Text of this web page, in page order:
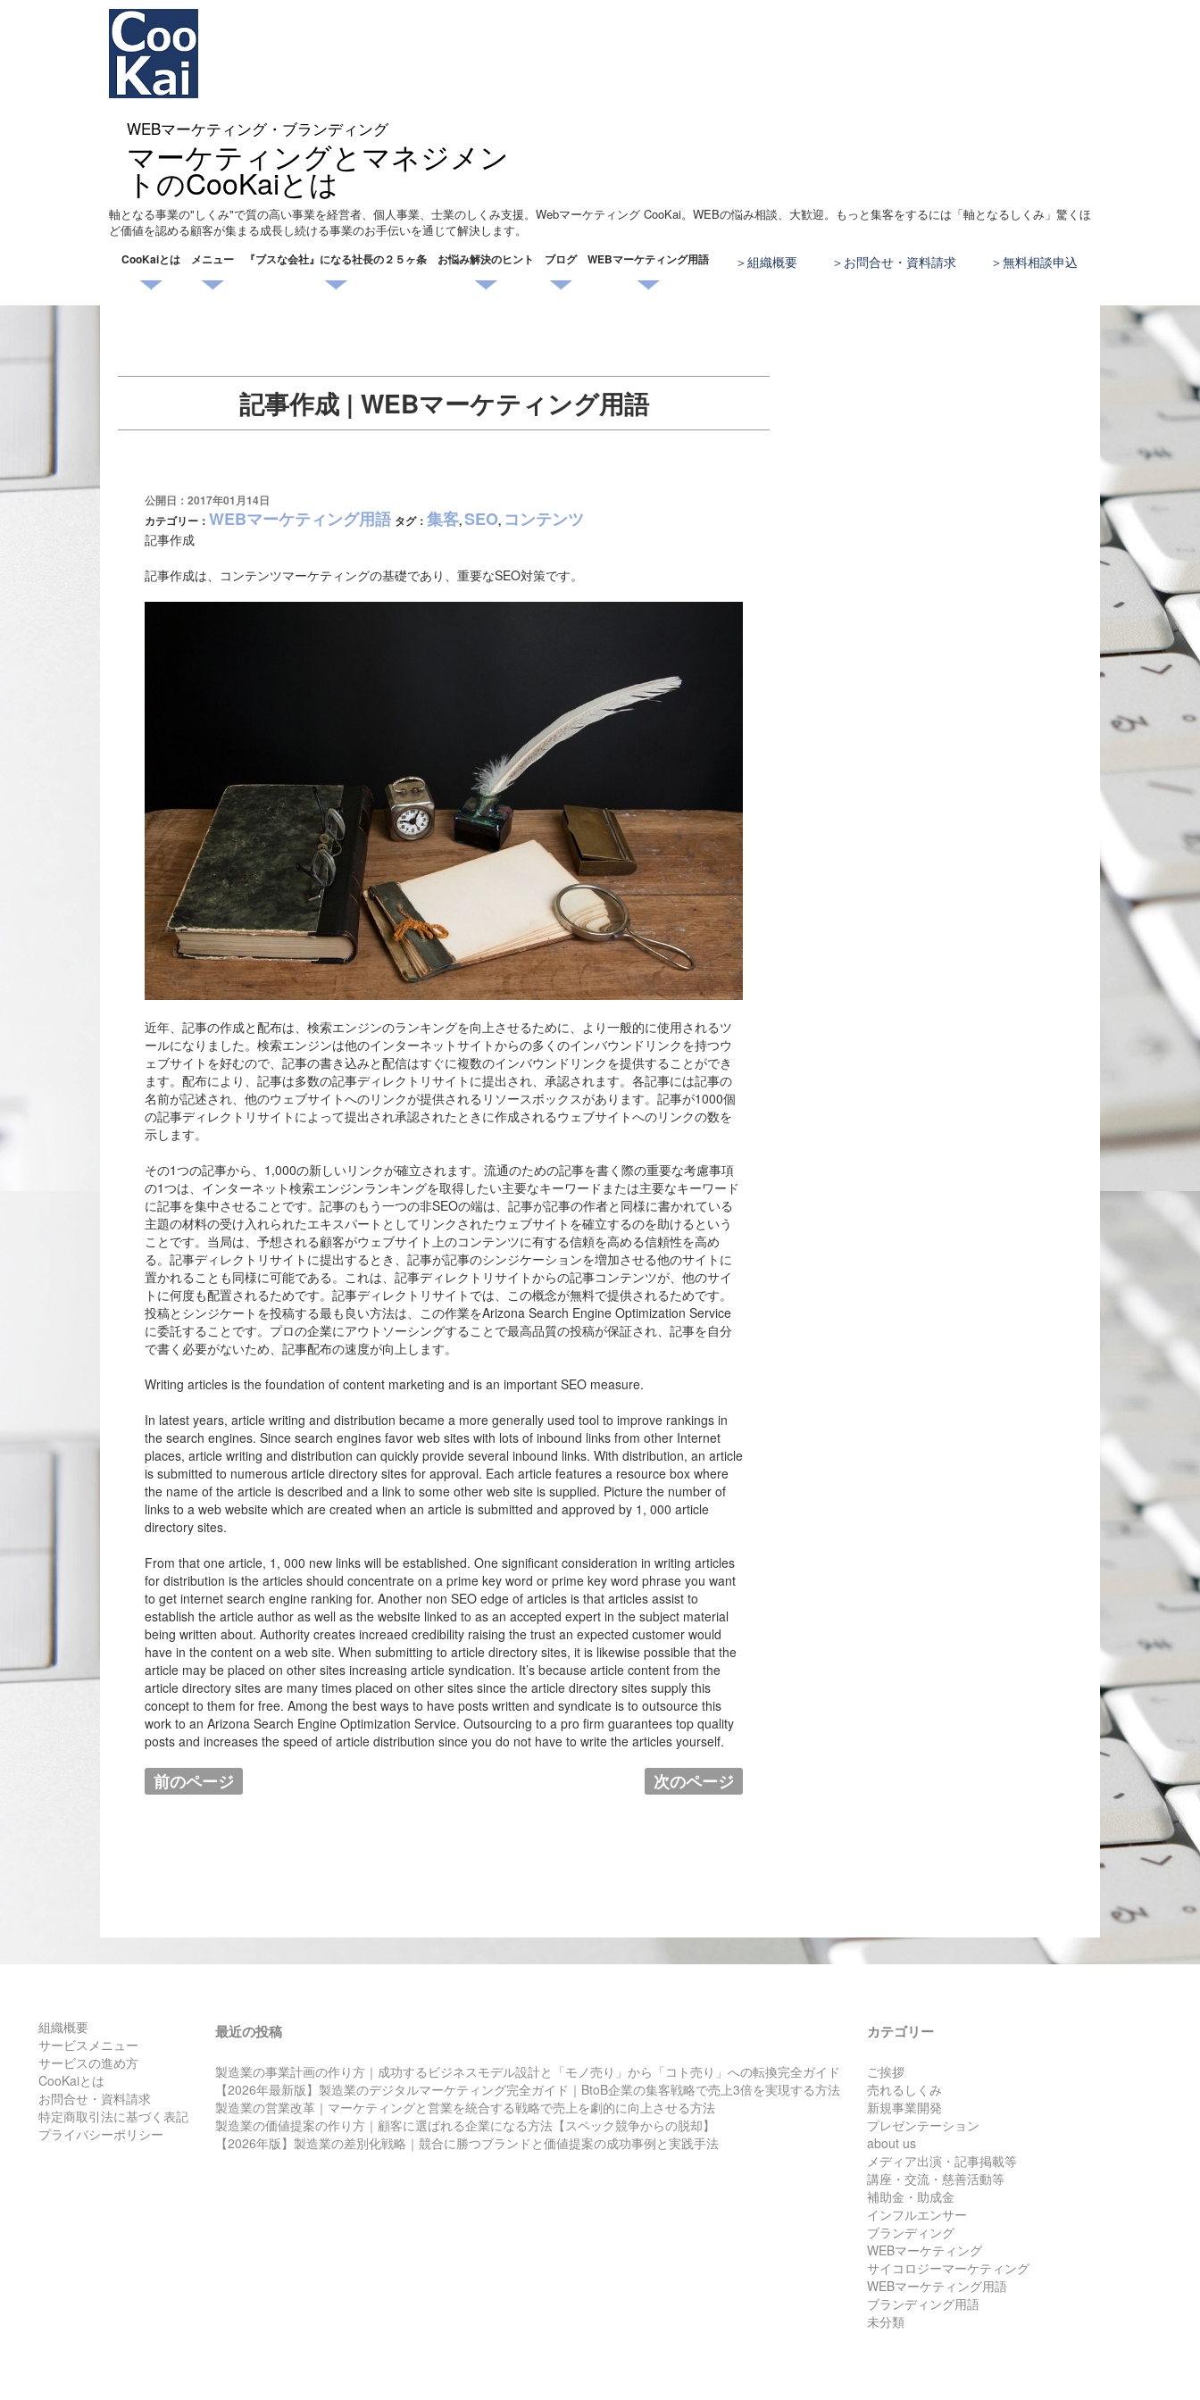
WEBマーケティング・ブランディング
マーケティングとマネジメン
トのCooKaiとは
軸となる事業の"しくみ"で質の高い事業を経営者、個人事業、士業のしくみ支援。Webマーケティング CooKai。WEBの悩み相談、大歓迎。もっと集客をするには「軸となるしくみ」驚くほ
ど価値を認める顧客が集まる成長し続ける事業のお手伝いを通じて解決します。
組織概要 お問合せ・資料請求 無料相談申込
CooKaiとは メニュー 『ブスな会社』になる社長の２５ヶ条 お悩み解決のヒント ブログ WEBマーケティング用語
記事作成 | WEBマーケティング用語
公開日：2017年01月14日
カテゴリー： WEBマーケティング用語 タグ： 集客,SEO, コンテンツ
記事作成
記事作成は、コンテンツマーケティングの基礎であり、重要なSEO対策です。
近年、記事の作成と配布は、検索エンジンのランキングを向上させるために、より一般的に使用されるツ
ールになりました。検索エンジンは他のインターネットサイトからの多くのインバウンドリンクを持つウ
ェブサイトを好むので、記事の書き込みと配信はすぐに複数のインバウンドリンクを提供することができ
ます。配布により、記事は多数の記事ディレクトリサイトに提出され、承認されます。各記事には記事の
名前が記述され、他のウェブサイトへのリンクが提供されるリソースボックスがあります。記事が1000個
の記事ディレクトリサイトによって提出され承認されたときに作成されるウェブサイトへのリンクの数を
示します。
その1つの記事から、1,000の新しいリンクが確立されます。流通のための記事を書く際の重要な考慮事項
の1つは、インターネット検索エンジンランキングを取得したい主要なキーワードまたは主要なキーワード
に記事を集中させることです。記事のもう一つの非SEOの端は、記事が記事の作者と同様に書かれている
主題の材料の受け入れられたエキスパートとしてリンクされたウェブサイトを確立するのを助けるという
ことです。当局は、予想される顧客がウェブサイト上のコンテンツに有する信頼を高める信頼性を高め
る。記事ディレクトリサイトに提出するとき、記事が記事のシンジケーションを増加させる他のサイトに
置かれることも同様に可能である。これは、記事ディレクトリサイトからの記事コンテンツが、他のサイ
トに何度も配置されるためです。記事ディレクトリサイトでは、この概念が無料で提供されるためです。
投稿とシンジケートを投稿する最も良い方法は、この作業をArizona Search Engine Optimization Service
に委託することです。プロの企業にアウトソーシングすることで最高品質の投稿が保証され、記事を自分
で書く必要がないため、記事配布の速度が向上します。
Writing articles is the foundation of content marketing and is an important SEO measure.
In latest years, article writing and distribution became a more generally used tool to improve rankings in
the search engines. Since search engines favor web sites with lots of inbound links from other Internet
places, article writing and distribution can quickly provide several inbound links. With distribution, an article
is submitted to numerous article directory sites for approval. Each article features a resource box where
the name of the article is described and a link to some other web site is supplied. Picture the number of
links to a web website which are created when an article is submitted and approved by 1, 000 article
directory sites.
From that one article, 1, 000 new links will be established. One significant consideration in writing articles
for distribution is the articles should concentrate on a prime key word or prime key word phrase you want
to get internet search engine ranking for. Another non SEO edge of articles is that articles assist to
establish the article author as well as the website linked to as an accepted expert in the subject material
being written about. Authority creates increaed credibility raising the trust an expected customer would
have in the content on a web site. When submitting to article directory sites, it is likewise possible that the
article may be placed on other sites increasing article syndication. It’s because article content from the
article directory sites are many times placed on other sites since the article directory sites supply this
concept to them for free. Among the best ways to have posts written and syndicate is to outsource this
work to an Arizona Search Engine Optimization Service. Outsourcing to a pro firm guarantees top quality
posts and increases the speed of article distribution since you do not have to write the articles yourself.
前のページ 次のページ
組織概要
サービスメニュー
サービスの進め方
CooKaiとは
お問合せ・資料請求
特定商取引法に基づく表記
プライバシーポリシー
最近の投稿
製造業の事業計画の作り方｜成功するビジネスモデル設計と「モノ売り」から「コト売り」への転換完全ガイド
【2026年最新版】製造業のデジタルマーケティング完全ガイド｜BtoB企業の集客戦略で売上3倍を実現する方法
製造業の営業改革｜マーケティングと営業を統合する戦略で売上を劇的に向上させる方法
製造業の価値提案の作り方｜顧客に選ばれる企業になる方法【スペック競争からの脱却】
【2026年版】製造業の差別化戦略｜競合に勝つブランドと価値提案の成功事例と実践手法
カテゴリー
ご挨拶
売れるしくみ
新規事業開発
プレゼンテーション
about us
メディア出演・記事掲載等
講座・交流・慈善活動等
補助金・助成金
インフルエンサー
ブランディング
WEBマーケティング
サイコロジーマーケティング
WEBマーケティング用語
ブランディング用語
未分類